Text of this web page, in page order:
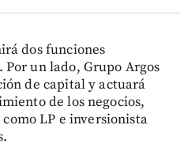
dos funciones
un lado, Grupo Argos
de capital y actuará
de los negocios,
LP e inversionista